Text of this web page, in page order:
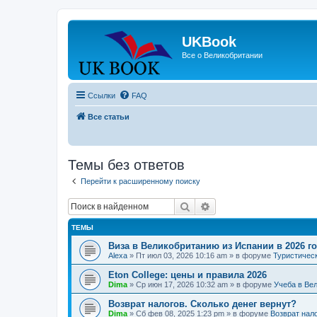
UKBook
Все о Великобритании
Ссылки FAQ
Все статьи
Темы без ответов
Перейти к расширенному поиску
Поиск
ТЕМЫ
Виза в Великобританию из Испании в 2026
Alexa » Пт июл 03, 2026 10:16 am » в форуме
Eton College: цены и правила 2026
Dima » Ср июн 17, 2026 10:32 am » в форуме Учеба в
Возврат налогов. Сколько денег вернут?
Dima » Сб фев 08, 2025 1:23 pm » в форуме Возврат